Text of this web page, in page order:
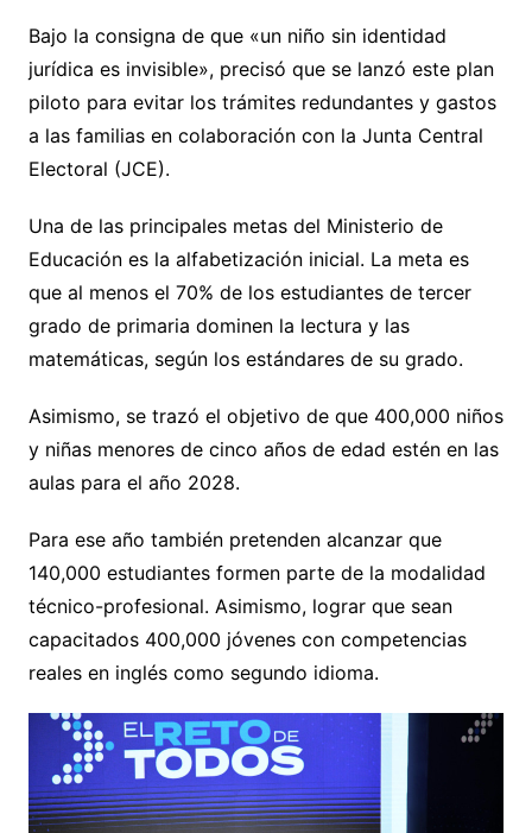
Bajo la consigna de que «un niño sin identidad
jurídica es invisible», precisó que se lanzó este plan
piloto para evitar los trámites redundantes y gastos
a las familias en colaboración con la Junta Central
Electoral (JCE).
Una de las principales metas del Ministerio de
Educación es la alfabetización inicial. La meta es
que al menos el 70% de los estudiantes de tercer
grado de primaria dominen la lectura y las
matemáticas, según los estándares de su grado.
Asimismo, se trazó el objetivo de que 400,000 niños
y niñas menores de cinco años de edad estén en las
aulas para el año 2028.
Para ese año también pretenden alcanzar que
140,000 estudiantes formen parte de la modalidad
técnico-profesional. Asimismo, lograr que sean
capacitados 400,000 jóvenes con competencias
reales en inglés como segundo idioma.